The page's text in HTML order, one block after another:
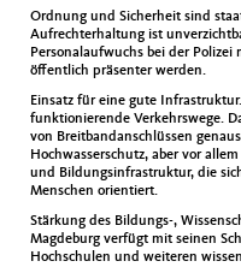
Ordnung und Sicherheit sind
Aufrechterhaltung ist
Personalaufwuchs bei der Polizei
öffentlich präsenter werden.
Einsatz für eine gute
funktionierende Verkehrswege.
von Breitbandanschlüssen
Hochwasserschutz, aber vor
und Bildungsinfrastruktur, die
Menschen orientiert.
Stärkung des Bildungs-,
Magdeburg verfügt mit seinen
Hochschulen und weiteren